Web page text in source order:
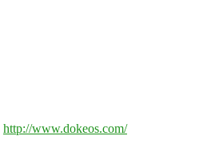
http://www.dokeos.com/